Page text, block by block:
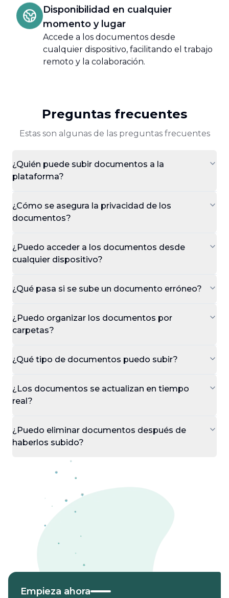
Disponibilidad en cualquier
momento y lugar
Accede a los documentos desde
cualquier dispositivo, facilitando el trabajo
remoto y la colaboración.
Preguntas frecuentes
Estas son algunas de las preguntas frecuentes
¿Quién puede subir documentos a la
plataforma?
¿Cómo se asegura la privacidad de los
documentos?
¿Puedo acceder a los documentos desde
cualquier dispositivo?
¿Qué pasa si se sube un documento erróneo?
¿Puedo organizar los documentos por
carpetas?
¿Qué tipo de documentos puedo subir?
¿Los documentos se actualizan en tiempo
real?
¿Puedo eliminar documentos después de
haberlos subido?
Empieza ahora